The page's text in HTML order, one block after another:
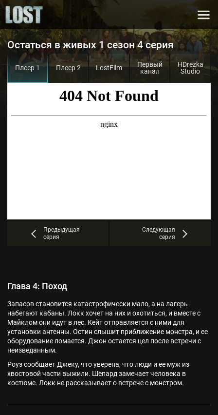
Остаться в живых 1 сезон 4 серия
Плеер 1 Плеер 2 LostFilm
Первый
канал
HDrezka
Studio
Предыдущая
серия
Следующая
серия
Глава 4: Поход
Запасов становится катастрофически мало, а на лагерь
набегают кабаны. Локк хочет на них и охотиться, и вместе с
Майклом они идут в лес. Кейт отправляется с ними для
установки антенны. Остин слышит приближение монстра, и ее
оборудование ломается. Джон остается цел после встречи с
неизведанным.
Роуз сообщает Джеку, что уверена, что люди и ее муж из
хвостовой части выжили. Шепард замечает человека в
костюме. Локк не рассказывает о встрече с монстром.